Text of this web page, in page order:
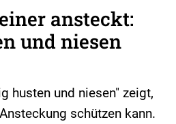
ansteckt:
und niesen
husten und niesen" zeigt,
schützen kann.